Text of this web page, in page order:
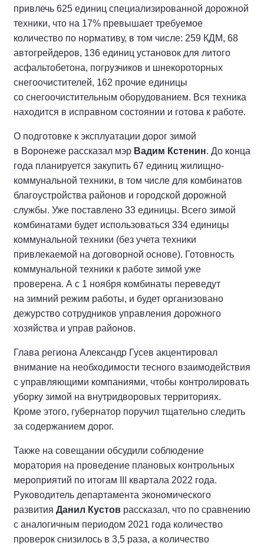
привлечь 625 единиц специализированной дорожной
техники, что на 17% превышает требуемое
количество по нормативу, в том числе: 259 КДМ, 68
автогрейдеров, 136 единиц установок для литого
асфальтобетона, погрузчиков и шнекороторных
снегоочистителей, 162 прочие единицы
со снегоочистительным оборудованием. Вся техника
находится в исправном состоянии и готова к работе.
О подготовке к эксплуатации дорог зимой
в Воронеже рассказал мэр Вадим Кстенин. До конца
года планируется закупить 67 единиц жилищно-
коммунальной техники, в том числе для комбинатов
благоустройства районов и городской дорожной
службы. Уже поставлено 33 единицы. Всего зимой
комбинатами будет использоваться 334 единицы
коммунальной техники (без учета техники
привлекаемой на договорной основе). Готовность
коммунальной техники к работе зимой уже
проверена. А с 1 ноября комбинаты переведут
на зимний режим работы, и будет организовано
дежурство сотрудников управления дорожного
хозяйства и управ районов.
Глава региона Александр Гусев акцентировал
внимание на необходимости тесного взаимодействия
с управляющими компаниями, чтобы контролировать
уборку зимой на внутридворовых территориях.
Кроме этого, губернатор поручил тщательно следить
за содержанием дорог.
Также на совещании обсудили соблюдение
моратория на проведение плановых контрольных
мероприятий по итогам III квартала 2022 года.
Руководитель департамента экономического
развития Данил Кустов рассказал, что по сравнению
с аналогичным периодом 2021 года количество
проверок снизилось в 3,5 раза, а количество